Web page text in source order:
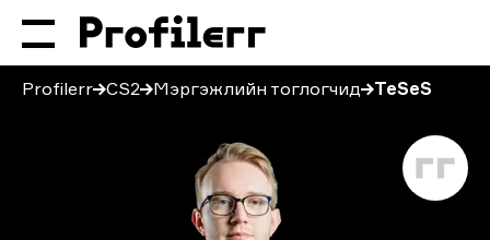
Profilerr CS2 Мэргэжлийн тоглогчид TeSeS